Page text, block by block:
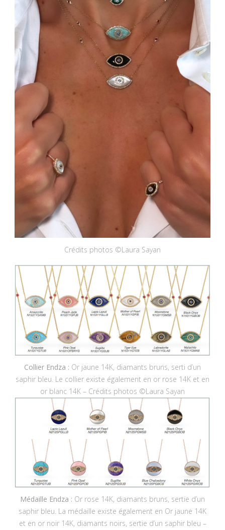
Crédits photos ©Laura Sayan
Collier Endza : Or jaune 14K, diamants bruns, serti d’un
saphir bleu. Le collier existe également en or rose 14K et en
or blanc 14K – Crédits photos ©Laura Sayan
Médaille Endza : Or rose 14K, diamants bruns, sertie d’un
saphir bleu. La médaille existe également en Or jaune 14K
et en or noir 14K, diamants noirs, sertie d’un saphir bleu –